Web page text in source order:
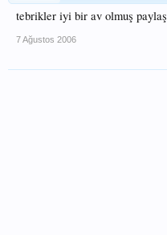
tebrikler iyi bir av olmuş
7 Ağustos 2006